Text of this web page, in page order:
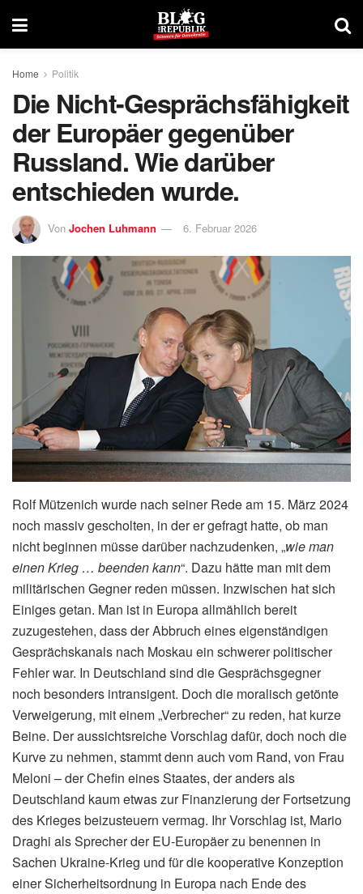
Home Politik
Die Nicht-Gesprächsfähigkeit
der Europäer gegenüber
Russland. Wie darüber
entschieden wurde.
Von Jochen Luhmann 6. Februar 2026
Rolf Mützenich wurde nach seiner Rede am 15. März 2024
noch massiv gescholten, in der er gefragt hatte, ob man
nicht beginnen müsse darüber nachzudenken, „wie man
einen Krieg … beenden kann“. Dazu hätte man mit dem
militärischen Gegner reden müssen. Inzwischen hat sich
Einiges getan. Man ist in Europa allmählich bereit
zuzugestehen, dass der Abbruch eines eigenständigen
Gesprächskanals nach Moskau ein schwerer politischer
Fehler war. In Deutschland sind die Gesprächsgegner
noch besonders intransigent. Doch die moralisch getönte
Verweigerung, mit einem „Verbrecher“ zu reden, hat kurze
Beine. Der aussichtsreiche Vorschlag dafür, doch noch die
Kurve zu nehmen, stammt denn auch vom Rand, von Frau
Meloni – der Chefin eines Staates, der anders als
Deutschland kaum etwas zur Finanzierung der Fortsetzung
des Krieges beizusteuern vermag. Ihr Vorschlag ist, Mario
Draghi als Sprecher der EU-Europäer zu benennen in
Sachen Ukraine-Krieg und für die kooperative Konzeption
einer Sicherheitsordnung in Europa nach Ende des